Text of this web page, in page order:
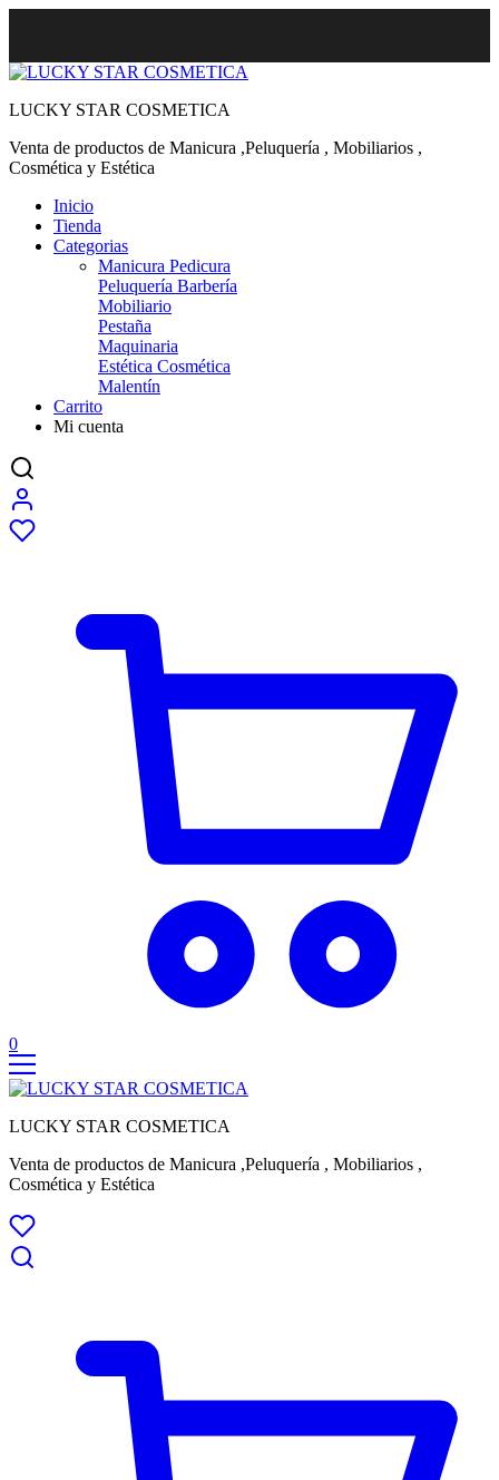
LUCKY STAR COSMETICA
Venta de productos de Manicura ,Peluquería , Mobiliarios ,
Cosmética y Estética
Inicio
Tienda
Categorias
Manicura Pedicura
Peluquería Barbería
Mobiliario
Pestaña
Maquinaria
Estética Cosmética
Malentín
Carrito
Mi cuenta
0
LUCKY STAR COSMETICA
Venta de productos de Manicura ,Peluquería , Mobiliarios ,
Cosmética y Estética